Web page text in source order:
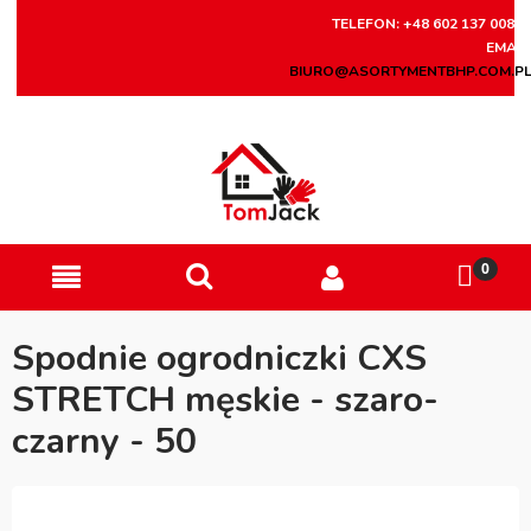
TELEFON: +48 602 137 008
EMAIL:
BIURO@ASORTYMENTBHP.COM.PL
Spodnie ogrodniczki CXS
STRETCH męskie - szaro-
czarny - 50